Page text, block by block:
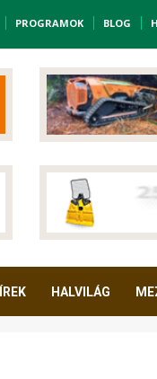
PROGRAMOK BLOG
HALVILÁG